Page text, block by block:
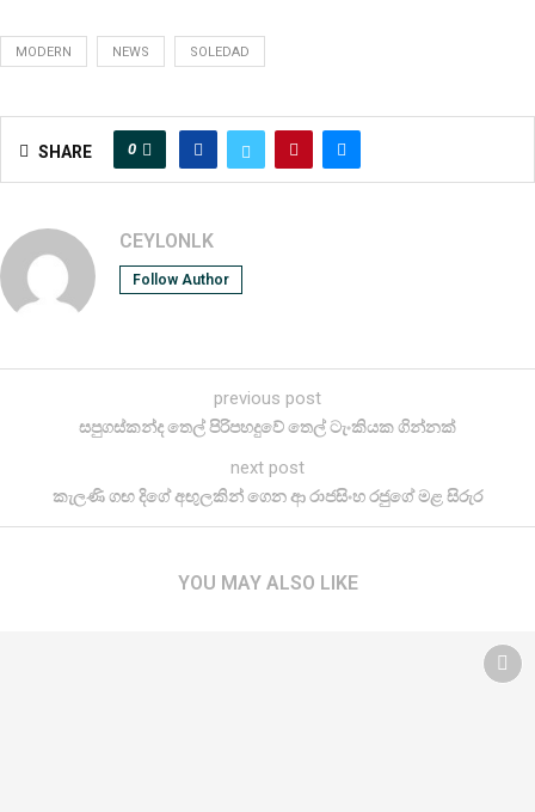
MODERN NEWS SOLEDAD
SHARE 0
CEYLONLK
Follow Author
previous post
සපුගස්කන්ද තෙල් පිරිපහදුවේ තෙල් ටැංකියක ගින්නක්
next post
කැලණි ගඟ දිගේ අඟුලකින් ගෙන ආ රාජසිංහ රජුගේ මළ සිරුර
YOU MAY ALSO LIKE